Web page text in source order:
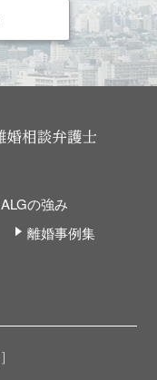
ALGの強み
離婚事例集